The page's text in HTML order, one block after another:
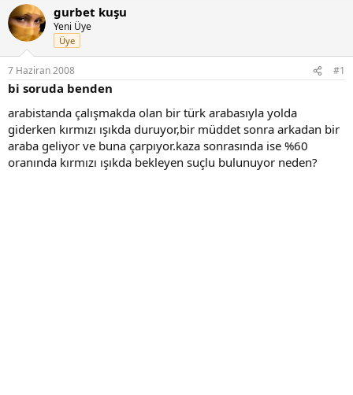
n
b
u
y
u
b
a
l
a
t
a
ş
ı
ç
a
r
h
gurbet kuşu
Yeni Üye
Üye
7 Haziran 2008 #1
bi soruda benden
arabistanda çalışmakda olan bir türk arabasıyla yolda
giderken kırmızı ışıkda duruyor,bir müddet sonra arkadan bir
araba geliyor ve buna çarpıyor.kaza sonrasında ise %60
oranında kırmızı ışıkda bekleyen suçlu bulunuyor neden?